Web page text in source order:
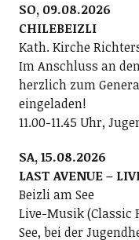
SO, 09.08.2026
CHILEBEIZLI
Kath. Kirche
Im Anschluss an
herzlich zum
eingeladen!
11.00-11.45 Uhr,
SA, 15.08.2026
LAST AVENUE –
Beizli am See
Live-Musik (Classic
See, bei der